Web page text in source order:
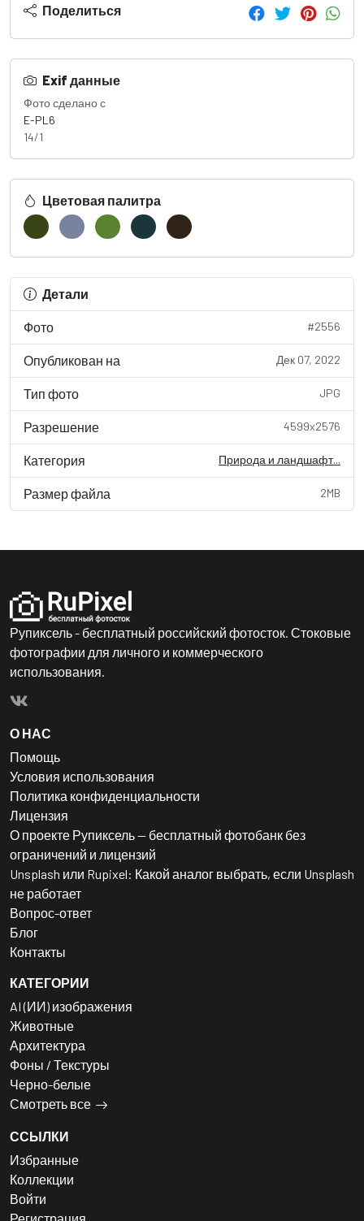
Поделиться
Exif данные
Фото сделано с
E-PL6
14/1
Цветовая палитра
Детали
Фото #2556
Опубликован на Дек 07, 2022
Тип фото JPG
Разрешение 4599x2576
Категория Природа и ландшафт...
Размер файла 2MB
Рупиксель - бесплатный российский фотосток. Стоковые
фотографии для личного и коммерческого
использования.
О НАС
Помощь
Условия использования
Политика конфиденциальности
Лицензия
О проекте Рупиксель — бесплатный фотобанк без
ограничений и лицензий
Unsplash или Rupixel: Какой аналог выбрать, если Unsplash
не работает
Вопрос-ответ
Блог
Контакты
КАТЕГОРИИ
AI (ИИ) изображения
Животные
Архитектура
Фоны / Текстуры
Черно-белые
Смотреть все
ССЫЛКИ
Избранные
Коллекции
Войти